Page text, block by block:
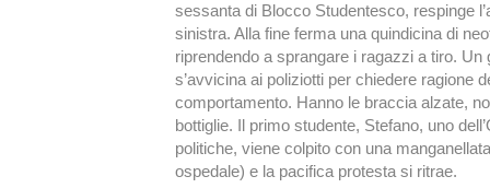
sessanta di Blocco Studentesco, respinge
sinistra. Alla fine ferma una quindicina di
riprendendo a sprangare i ragazzi a tiro. Un
s’avvicina ai poliziotti per chiedere ragione
comportamento. Hanno le braccia alzate,
bottiglie. Il primo studente, Stefano, uno
politiche, viene colpito con una
ospedale) e la pacifica protesta si ritrae.